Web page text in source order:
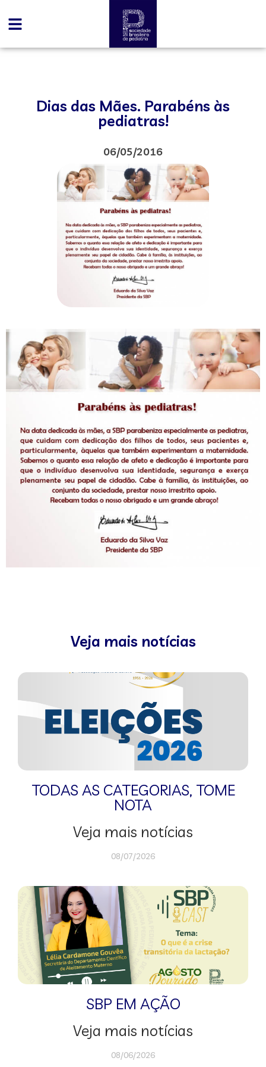
Dias das Mães. Parabéns às
pediatras!
06/05/2016
Veja mais notícias
TODAS AS CATEGORIAS, TOME
NOTA
Veja mais notícias
08/07/2026
SBP EM AÇÃO
Veja mais notícias
08/06/2026